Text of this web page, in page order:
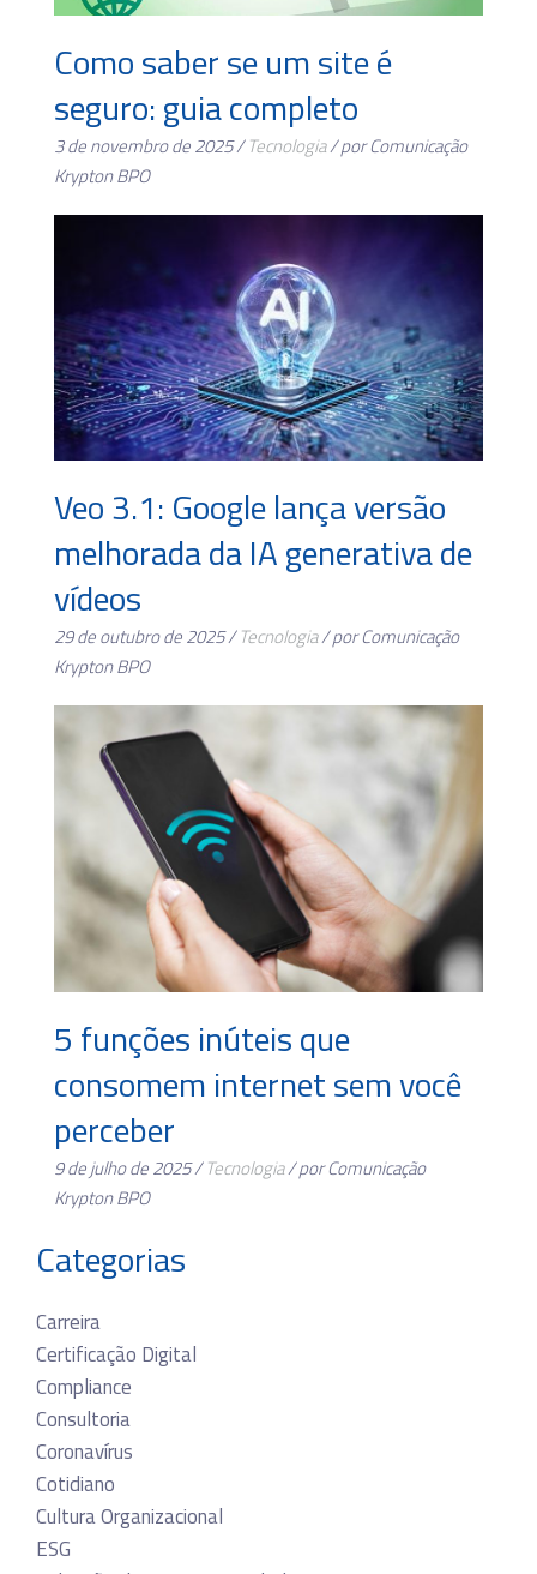
Como saber se um site é
seguro: guia completo
3 de novembro de 2025 /Tecnologia/ por Comunicação
Krypton BPO
Veo 3.1: Google lança versão
melhorada da IA generativa de
vídeos
29 de outubro de 2025 /Tecnologia/ por Comunicação
Krypton BPO
5 funções inúteis que
consomem internet sem você
perceber
9 de julho de 2025 /Tecnologia/ por Comunicação
Krypton BPO
Categorias
Carreira
Certificação Digital
Compliance
Consultoria
Coronavírus
Cotidiano
Cultura Organizacional
ESG